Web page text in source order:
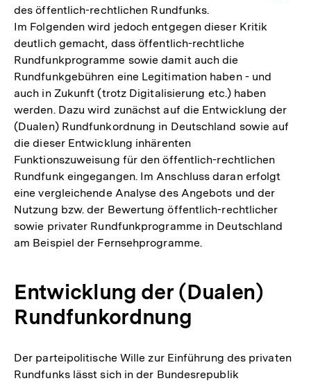
des öffentlich-rechtlichen Rundfunks.
Im Folgenden wird jedoch entgegen dieser Kritik
deutlich gemacht, dass öffentlich-rechtliche
Rundfunkprogramme sowie damit auch die
Rundfunkgebühren eine Legitimation haben - und
auch in Zukunft (trotz Digitalisierung etc.) haben
werden. Dazu wird zunächst auf die Entwicklung der
(Dualen) Rundfunkordnung in Deutschland sowie auf
die dieser Entwicklung inhärenten
Funktionszuweisung für den öffentlich-rechtlichen
Rundfunk eingegangen. Im Anschluss daran erfolgt
eine vergleichende Analyse des Angebots und der
Nutzung bzw. der Bewertung öffentlich-rechtlicher
sowie privater Rundfunkprogramme in Deutschland
am Beispiel der Fernsehprogramme.
Entwicklung der (Dualen)
Rundfunkordnung
Der parteipolitische Wille zur Einführung des privaten
Rundfunks lässt sich in der Bundesrepublik